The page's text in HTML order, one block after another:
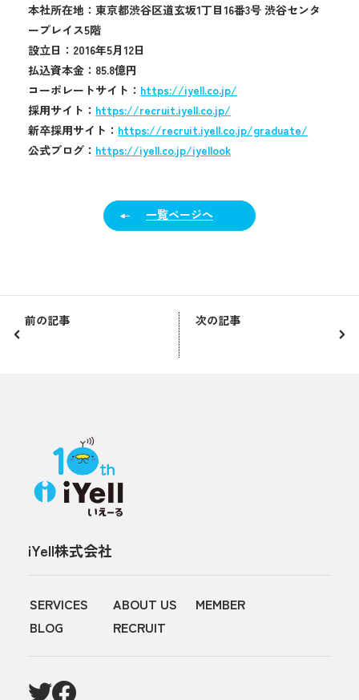
本社所在地：東京都渋谷区道玄坂1丁目16番3号 渋谷センタ
ープレイス5階
設立日：2016年5月12日
払込資本金：85.8億円
コーポレートサイト： https://iyell.co.jp/
採用サイト： https://recruit.iyell.co.jp/
新卒採用サイト： https://recruit.iyell.co.jp/graduate/
公式ブログ： https://iyell.co.jp/iyellook
一覧ページへ
前の記事 次の記事
iYell株式会社
SERVICES ABOUT US
MEMBER
BLOG
RECRUIT